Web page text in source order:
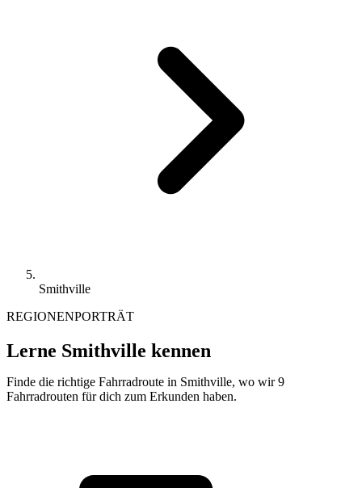
Smithville
REGIONENPORTRÄT
Lerne Smithville kennen
Finde die richtige Fahrradroute in Smithville, wo wir 9
Fahrradrouten für dich zum Erkunden haben.